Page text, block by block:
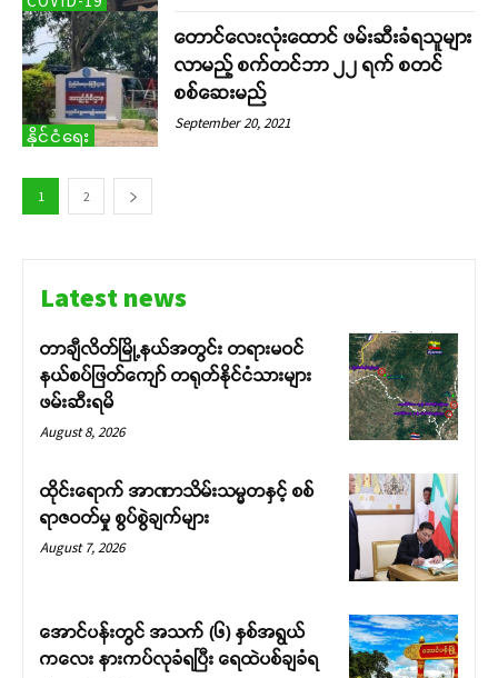
နိုင်ငံရေး
တောင်လေးလုံးထောင် ဖမ်းဆီးခံရသူများ
လာမည့် စက်တင်ဘာ ၂၂ ရက် စတင်
စစ်ဆေးမည်
September 20, 2021
1 2
Latest news
တာချီလိတ်မြို့နယ်အတွင်း တရားမဝင်
နယ်စပ်ဖြတ်ကျော် တရုတ်နိုင်ငံသားများ
ဖမ်းဆီးရမိ
August 8, 2026
ထိုင်းရောက် အာဏာသိမ်းသမ္မတနှင့် စစ်
ရာဇဝတ်မှု စွပ်စွဲချက်များ
August 7, 2026
အောင်ပန်းတွင် အသက် (၆) နှစ်အရွယ်
ကလေး နားကပ်လုခံရပြီး ရေထဲပစ်ချခံရ